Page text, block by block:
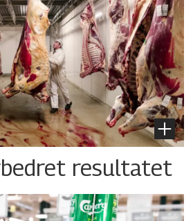
resultatet